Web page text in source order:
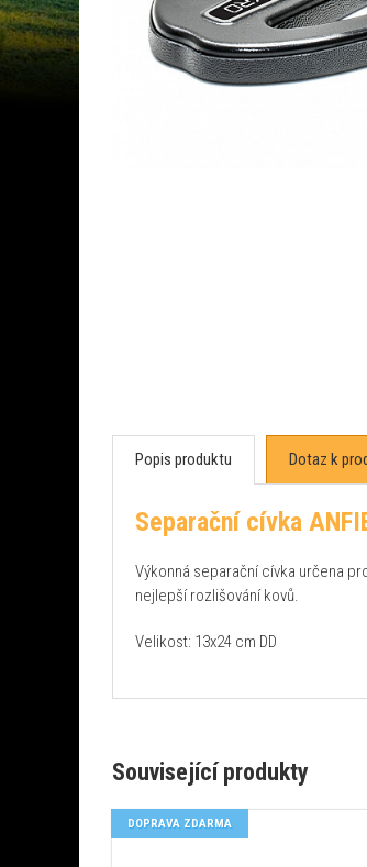
Popis produktu Dotaz k
Separační cívka
Výkonná separační cívka určena
nejlepší rozlišování kovů.
Velikost: 13x24 cm DD
Související produkty
DOPRAVA ZDARMA